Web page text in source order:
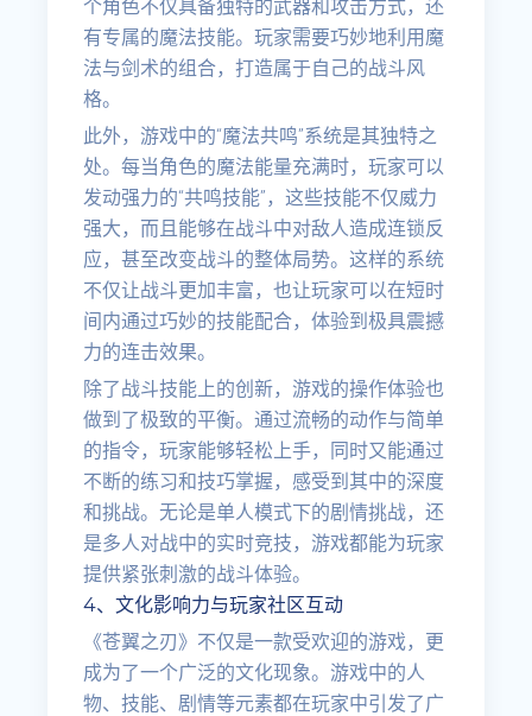
个角色不仅具备独特的武器和攻击方式，还
有专属的魔法技能。玩家需要巧妙地利用魔
法与剑术的组合，打造属于自己的战斗风
格。
此外，游戏中的“魔法共鸣”系统是其独特之
处。每当角色的魔法能量充满时，玩家可以
发动强力的“共鸣技能”，这些技能不仅威力
强大，而且能够在战斗中对敌人造成连锁反
应，甚至改变战斗的整体局势。这样的系统
不仅让战斗更加丰富，也让玩家可以在短时
间内通过巧妙的技能配合，体验到极具震撼
力的连击效果。
除了战斗技能上的创新，游戏的操作体验也
做到了极致的平衡。通过流畅的动作与简单
的指令，玩家能够轻松上手，同时又能通过
不断的练习和技巧掌握，感受到其中的深度
和挑战。无论是单人模式下的剧情挑战，还
是多人对战中的实时竞技，游戏都能为玩家
提供紧张刺激的战斗体验。
4、文化影响力与玩家社区互动
《苍翼之刃》不仅是一款受欢迎的游戏，更
成为了一个广泛的文化现象。游戏中的人
物、技能、剧情等元素都在玩家中引发了广